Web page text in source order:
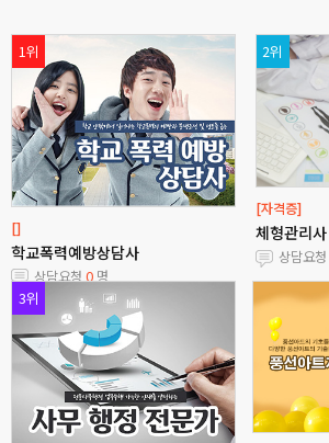
1위
[]
학교폭력예방상담사
상담요청 0 명
2위
[자격증]
체형관리사
상담요청
3위